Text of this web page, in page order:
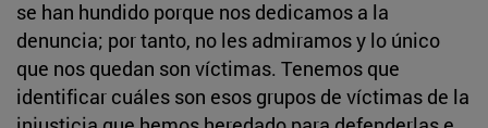
se han hundido porque nos dedicamos a la
denuncia; por tanto, no les admiramos y lo único
que nos quedan son víctimas. Tenemos que
identificar cuáles son esos grupos de víctimas de la